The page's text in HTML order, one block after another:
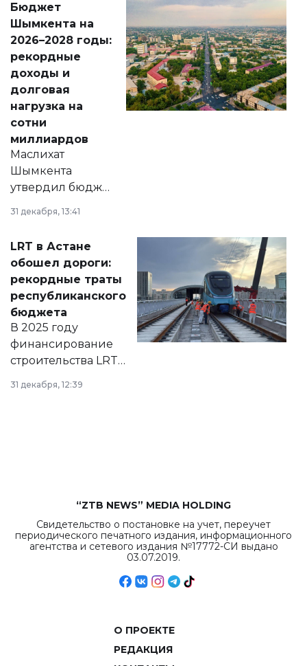
народу
Венесуэлы.
Бюджет
Шымкента на
2026–2028 годы:
рекордные
доходы и
долговая
нагрузка на
сотни
миллиардов
Маслихат
Шымкента
утвердил бюджет
города на 2026–
2028 годы.
документ
появился в базе
нормативных
правовых актов и
на сайте маслихат
города.
31 декабря, 13:41
LRT в Астане
обошел дороги:
рекордные траты
республиканского
бюджета
В 2025 году
финансирование
строительства LRT
в Астане из
республиканского
31 декабря, 12:39
“ZTB NEWS” MEDIA HOLDING
Свидетельство о постановке на учет, переучет
периодического печатного издания, информационного
агентства и сетевого издания №17772-СИ выдано
03.07.2019.
О ПРОЕКТЕ
РЕДАКЦИЯ